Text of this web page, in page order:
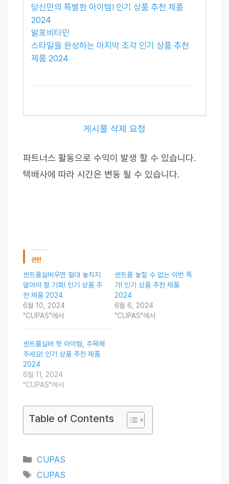
당신만의 특별한 아이템! 인기 상품 추천 제품
2024
발포비타민
스타일을 완성하는 마지막 조각 인기 상품 추천
제품 2024
게시물 삭제 요청
파트너스 활동으로 수익이 발생 할 수 있습니다.
택배사에 따라 시간은 변동 될 수 있습니다.
관련
센트룸실버우먼 절대 놓치지
말아야 할 기회! 인기 상품 추
천 제품 2024
6월 10, 2024
"CUPAS"에서
센트룸 놓칠 수 없는 이번 특
가! 인기 상품 추천 제품
2024
6월 6, 2024
"CUPAS"에서
센트룸실버 핫 아이템, 주목해
주세요! 인기 상품 추천 제품
2024
6월 11, 2024
"CUPAS"에서
Table of Contents
Categories
CUPAS
Tags
CUPAS